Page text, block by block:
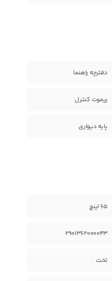
دفترچه راهنما
ریموت کنترل
پایه دیواری
65 اینچ
2901362000043
تخت